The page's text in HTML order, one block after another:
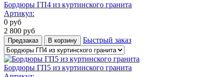
Бордюры ГП4 из куртинского гранита
Артикул:
0 руб
2 800 руб
Предзаказ В корзину Быстрый заказ
Бордюры ГП5 из куртинского гранита